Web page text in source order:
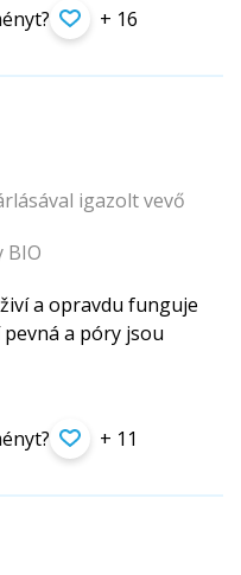
+ 16
igazolt vevő
BIO
a opravdu funguje
a póry jsou
+ 11